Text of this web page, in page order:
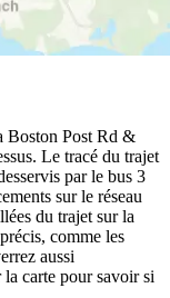
Boston Post Rd &
Le tracé du trajet
par le bus 3
sur le réseau
du trajet sur la
comme les
aussi
la carte pour savoir si